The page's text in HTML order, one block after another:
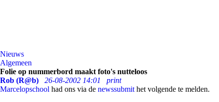
Nieuws
Algemeen
Folie op nummerbord maakt foto's nutteloos
Rob (R@b)
26-08-2002 14:01
print
Marcelopschool had ons via de newssubmit het volgende te melden.